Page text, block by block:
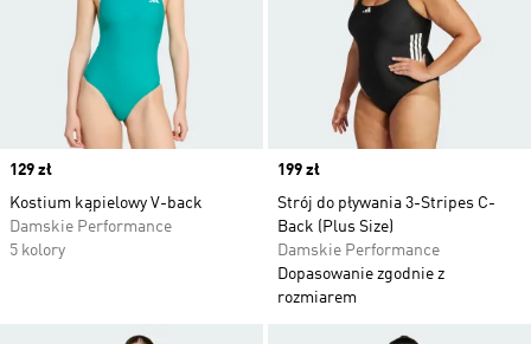
Price
129 zł
Kostium kąpielowy V-back
Damskie Performance
5 kolory
Price
199 zł
Strój do pływania 3-Stripes C-
Back (Plus Size)
Damskie Performance
Dopasowanie zgodnie z
rozmiarem